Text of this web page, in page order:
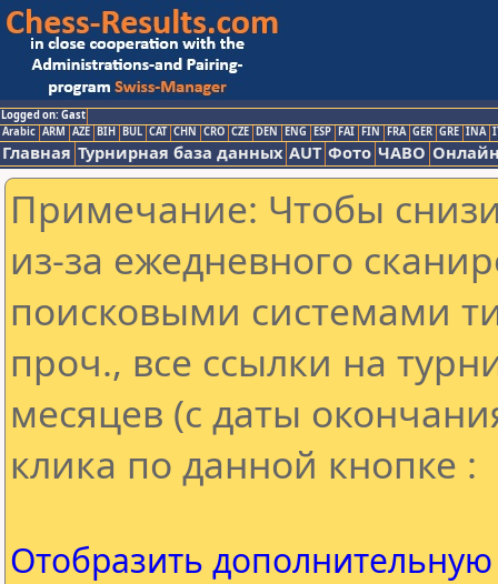
Logged on: Gast
Arabic ARM AZE BIH BUL CAT CHN CRO CZE DEN ENG ESP FAI FIN FRA GER GRE INA
Главная Турнирная база данных AUT Фото ЧАВО
Примечание: Чтобы
из-за ежедневного
поисковыми системами
проч., все ссылки на
месяцев (с даты
клика по данной кнопке :
Отобразить